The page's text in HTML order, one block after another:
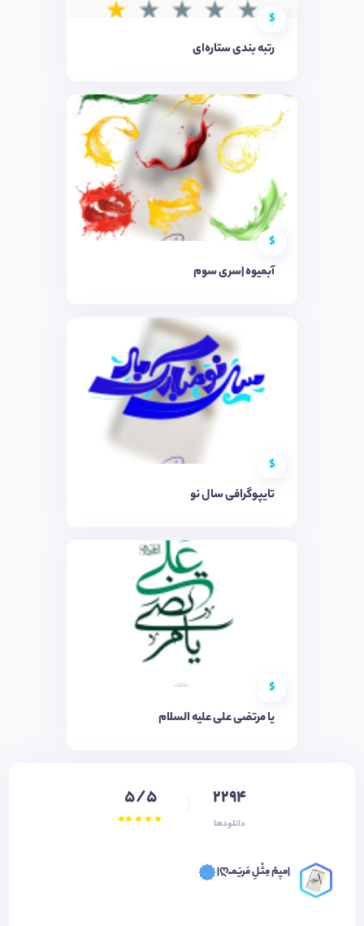
$
رتبه بندی ستاره‌‌ای
$
آبمیوه |سری سوم
$
تایپوگرافی سال نو
$
یا مرتضی علی علیه السلام
2294
دانلودها
5/5
|میٖمْ مِثْـلِ مَریَمـْـღ|